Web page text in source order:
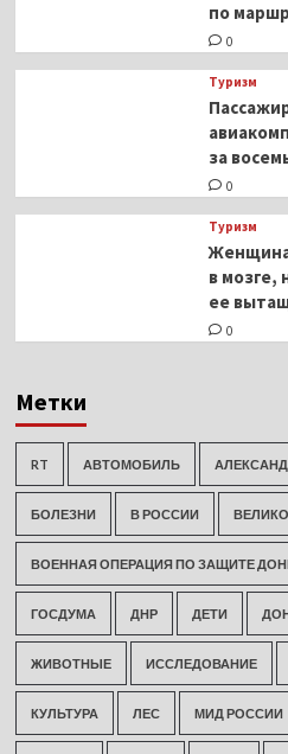
по
0
Туризм
за
0
Туризм
Женщина
в мозге,
ее
0
Метки
RT АВТОМОБИЛЬ
БОЛЕЗНИ В РОССИИ
ВОЕННАЯ ОПЕРАЦИЯ ПО ЗАЩИТЕ
ГОСДУМА ДНР ДЕТИ
ЖИВОТНЫЕ ИССЛЕДОВАНИЕ
КУЛЬТУРА ЛЕС МИД РОССИИ